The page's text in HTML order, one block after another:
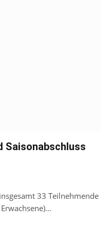
Saisonabschluss
33 Teilnehmende